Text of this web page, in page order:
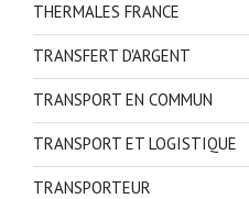
THERMALES FRANCE
TRANSFERT D'ARGENT
TRANSPORT EN COMMUN
TRANSPORT ET LOGISTIQUE
TRANSPORTEUR